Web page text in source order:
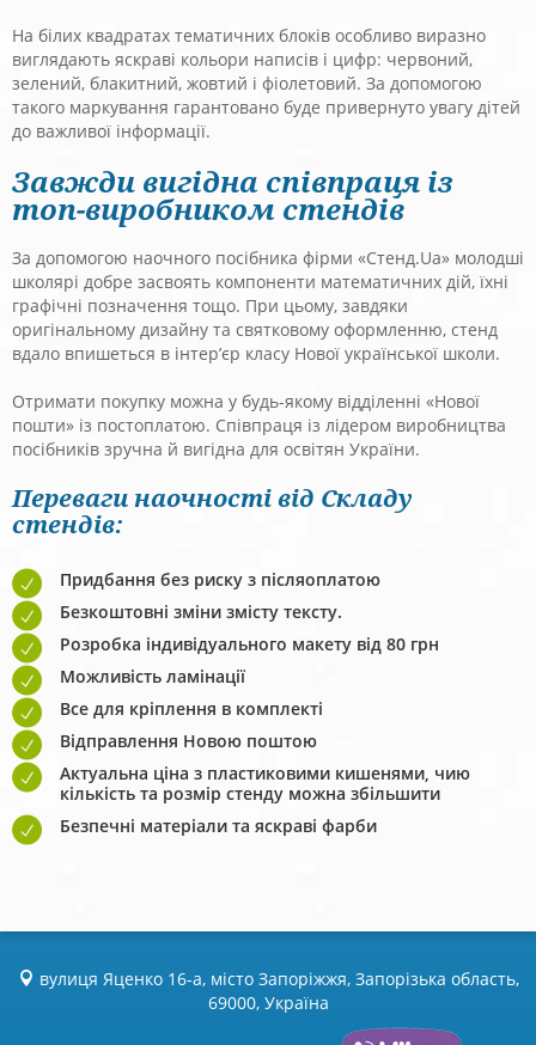
На білих квадратах тематичних блоків особливо виразно
виглядають яскраві кольори написів і цифр: червоний,
зелений, блакитний, жовтий і фіолетовий. За допомогою
такого маркування гарантовано буде привернуто увагу дітей
до важливої інформації.
Завжди вигідна співпраця із
топ-виробником стендів
За допомогою наочного посібника фірми «Стенд.Ua» молодші
школярі добре засвоять компоненти математичних дій, їхні
графічні позначення тощо. При цьому, завдяки
оригінальному дизайну та святковому оформленню, стенд
вдало впишеться в інтер’єр класу Нової української школи.
Отримати покупку можна у будь-якому відділенні «Нової
пошти» із постоплатою. Співпраця із лідером виробництва
посібників зручна й вигідна для освітян України.
Переваги наочності від Складу
стендів:
Придбання без риску з післяоплатою
Безкоштовні зміни змісту тексту.
Розробка індивідуального макету від 80 грн
Можливість ламінації
Все для кріплення в комплекті
Відправлення Новою поштою
Актуальна ціна з пластиковими кишенями, чию
кількість та розмір стенду можна збільшити
Безпечні матеріали та яскраві фарби
вулиця Яценко 16-а, місто Запоріжжя, Запорізька область,
69000, Україна